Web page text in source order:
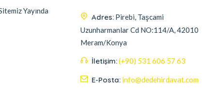
Yayında
Adres: Pirebi, Taşcami
Uzunharmanlar Cd NO:114/A, 42010
Meram/Konya
İletişim:(+90) 531 606 57 63
E-Posta: info@dedehirdavat.com